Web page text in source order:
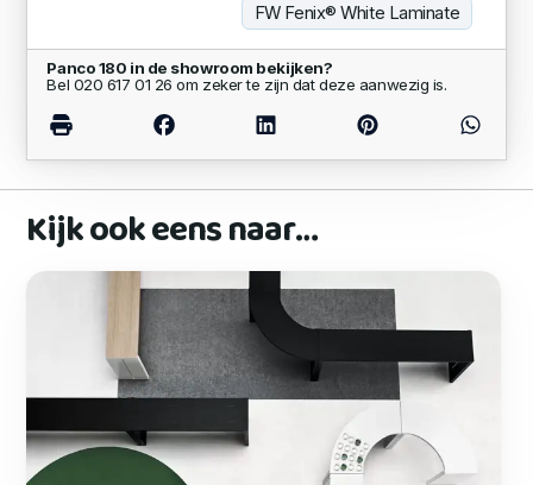
FW Fenix® White Laminate
Panco 180 in de showroom bekijken?
Bel 020 617 01 26 om zeker te zijn dat deze aanwezig is.
Kijk ook eens naar…